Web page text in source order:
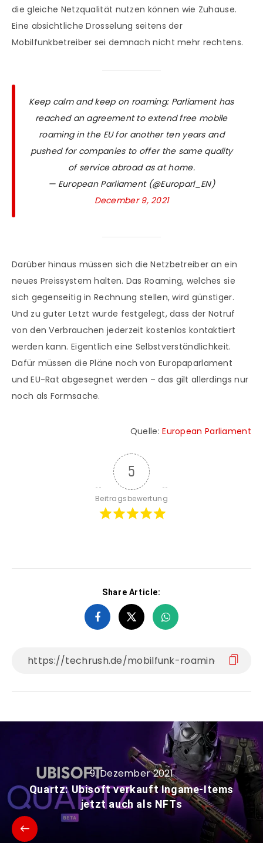
die gleiche Netzqualität nutzen können wie Zuhause.
Eine absichtliche Drosselung seitens der
Mobilfunkbetreiber sei demnach nicht mehr rechtens.
Keep calm and keep on roaming: Parliament has
reached an agreement to extend free mobile
roaming in the EU for another ten years and
pushed for companies to offer the same quality
of service abroad as at home.
— European Parliament (@Europarl_EN)
December 9, 2021
Darüber hinaus müssen sich die Netzbetreiber an ein
neues Preissystem halten. Das Roaming, welches sie
sich gegenseitig in Rechnung stellen, wird günstiger.
Und zu guter Letzt wurde festgelegt, dass der Notruf
von den Verbrauchen jederzeit kostenlos kontaktiert
werden kann. Eigentlich eine Selbstverständlichkeit.
Dafür müssen die Pläne noch von Europaparlament
und EU-Rat abgesegnet werden – das gilt allerdings nur
noch als Formsache.
Quelle:European Parliament
5
Beitragsbewertung
Share Article:
9. Dezember 2021
Quartz: Ubisoft verkauft Ingame-Items
jetzt auch als NFTs